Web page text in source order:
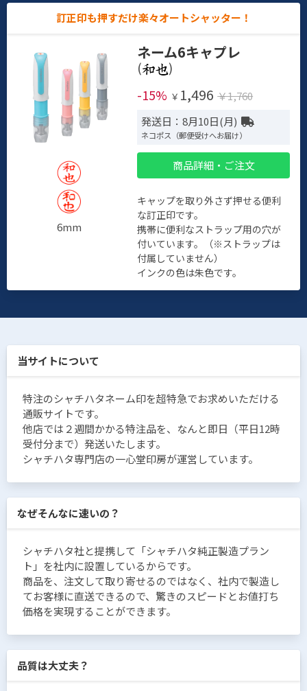
訂正印も押すだけ楽々オートシャッター！
6mm
ネーム6キャプレ
(
)
-15% ￥ 1,496 ￥1,760
発送日：8月10日(月)
ネコポス（郵便受けへお届け）
商品詳細・ご注文
キャップを取り外さず押せる便利
な訂正印です。
携帯に便利なストラップ用の穴が
付いています。（※ストラップは
付属していません）
インクの色は朱色です。
当サイトについて
特注のシャチハタネーム印を超特急でお求めいただける
通販サイトです。
他店では２週間かかる特注品を、なんと即日（平日12時
受付分まで）発送いたします。
シャチハタ専門店の一心堂印房が運営しています。
なぜそんなに速いの？
シャチハタ社と提携して「シャチハタ純正製造プラン
ト」を社内に設置しているからです。
商品を、注文して取り寄せるのではなく、社内で製造し
てお客様に直送できるので、驚きのスピードとお値打ち
価格を実現することができます。
品質は大丈夫？